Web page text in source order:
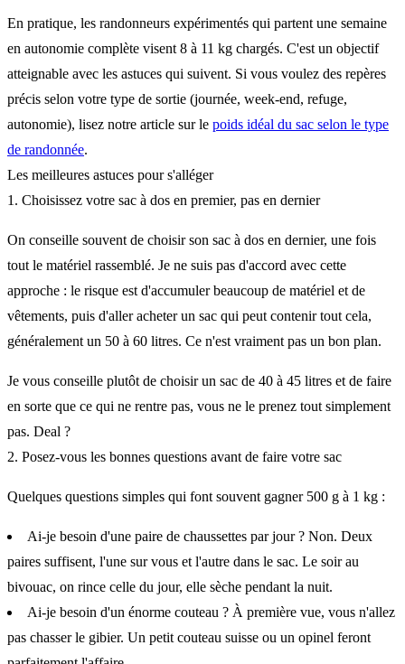
En pratique, les randonneurs expérimentés qui partent une semaine
en autonomie complète visent 8 à 11 kg chargés. C'est un objectif
atteignable avec les astuces qui suivent. Si vous voulez des repères
précis selon votre type de sortie (journée, week-end, refuge,
autonomie), lisez notre article sur le poids idéal du sac selon le type
de randonnée.
Les meilleures astuces pour s'alléger
1. Choisissez votre sac à dos en premier, pas en dernier
On conseille souvent de choisir son sac à dos en dernier, une fois
tout le matériel rassemblé. Je ne suis pas d'accord avec cette
approche : le risque est d'accumuler beaucoup de matériel et de
vêtements, puis d'aller acheter un sac qui peut contenir tout cela,
généralement un 50 à 60 litres. Ce n'est vraiment pas un bon plan.
Je vous conseille plutôt de choisir un sac de 40 à 45 litres et de faire
en sorte que ce qui ne rentre pas, vous ne le prenez tout simplement
pas. Deal ?
2. Posez-vous les bonnes questions avant de faire votre sac
Quelques questions simples qui font souvent gagner 500 g à 1 kg :
Ai-je besoin d'une paire de chaussettes par jour ? Non. Deux
paires suffisent, l'une sur vous et l'autre dans le sac. Le soir au
bivouac, on rince celle du jour, elle sèche pendant la nuit.
Ai-je besoin d'un énorme couteau ? À première vue, vous n'allez
pas chasser le gibier. Un petit couteau suisse ou un opinel feront